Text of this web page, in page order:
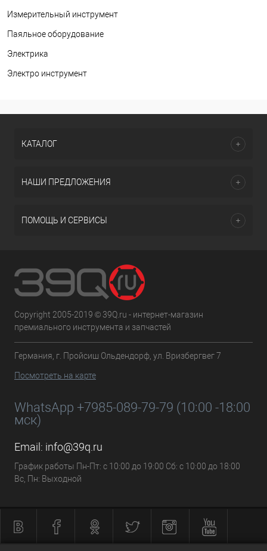
Измерительный инструмент
Паяльное оборудование
Электрика
Электро инструмент
КАТАЛОГ
НАШИ ПРЕДЛОЖЕНИЯ
ПОМОЩЬ И СЕРВИСЫ
Copyright 2005-2019 © 39Q.ru - интернет-магазин
премиального инструмента и запчастей
Германия, г. Пройсиш Ольдендорф, ул. Вризбергвег 7
Посмотреть на карте
WhatsApp +7985-089-79-79 (10:00 -18:00
мск)
Email: info@39q.ru
График работы Пн-Пт: с 10:00 до 19:00 Сб: с 10:00 до 18:00
Вс, Пн: Выходной